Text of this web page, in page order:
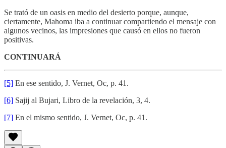
Se trató de un oasis en medio del desierto porque, aunque,
ciertamente, Mahoma iba a continuar compartiendo el mensaje con
algunos vecinos, las impresiones que causó en ellos no fueron
positivas.
CONTINUARÁ
[5] En ese sentido, J. Vernet, Oc, p. 41.
[6] Sajij al Bujari, Libro de la revelación, 3, 4.
[7] En el mismo sentido, J. Vernet, Oc, p. 41.